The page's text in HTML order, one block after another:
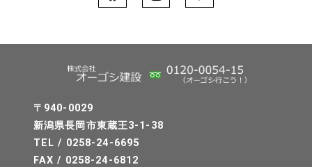
〒940-0029
新潟県長岡市東蔵王3-1-38
TEL / 0258-24-6695
FAX / 0258-24-6812